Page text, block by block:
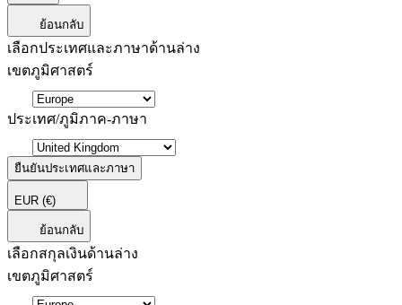
ย้อนกลับ
เลือกประเทศและภาษาด้านล่าง
เขตภูมิศาสตร์
ประเทศ/ภูมิภาค-ภาษา
ยืนยันประเทศและภาษา
EUR (€)
ย้อนกลับ
เลือกสกุลเงินด้านล่าง
เขตภูมิศาสตร์